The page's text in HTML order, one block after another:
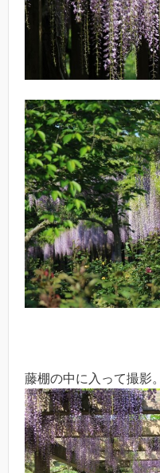
藤棚の中に入って撮影。